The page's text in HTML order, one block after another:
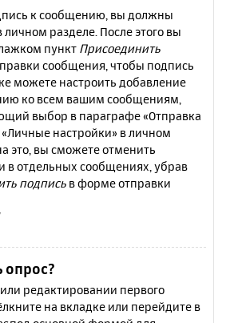
к сообщению, вы должны
личном разделе. После этого вы
пункт Присоединить
сообщения, чтобы подпись
можете настроить добавление
ко всем вашим сообщениям,
выбор в параграфе «Отправка
настройки» в личном
это, вы сможете отменить
в отдельных сообщениях, убрав
подпись в форме отправки
опрос?
редактировании первого
на вкладке или перейдите в